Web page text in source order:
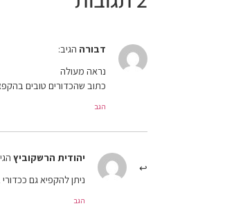
דבורה הגיב:
נראה מעולה
כתוב שהכדורים טובים
הגב
יהודית הרשקוביץ
ניתן להקפיא גם
הגב